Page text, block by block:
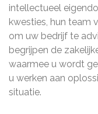
intellectueel
kwesties, hun team
om uw bedrijf te
begrijpen de
waarmee u wordt
u werken aan
situatie.